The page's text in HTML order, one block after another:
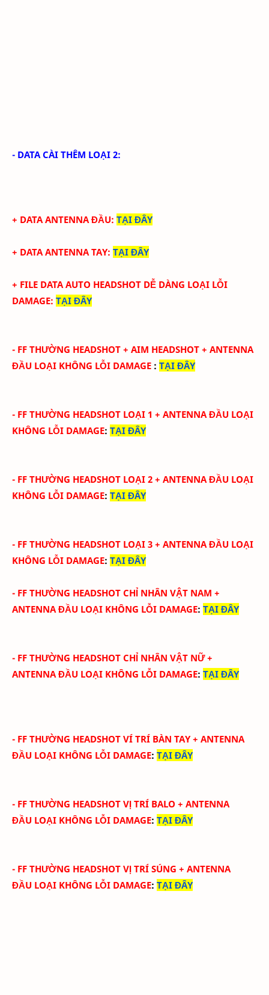
- DATA CÀI THÊM LOẠI 2:
+ DATA ANTENNA ĐẦU: TẠI ĐÂY
+ DATA ANTENNA TAY: TẠI ĐÂY
+ FILE DATA AUTO HEADSHOT DỄ DÀNG LOẠI LỖI
DAMAGE: TẠI ĐÂY
- FF THƯỜNG HEADSHOT + AIM HEADSHOT + ANTENNA
ĐẦU LOẠI KHÔNG LỖI DAMAGE : TẠI ĐÂY
- FF THƯỜNG HEADSHOT LOẠI 1 + ANTENNA ĐẦU LOẠI
KHÔNG LỖI DAMAGE: TẠI ĐÂY
- FF THƯỜNG HEADSHOT LOẠI 2 + ANTENNA ĐẦU LOẠI
KHÔNG LỖI DAMAGE: TẠI ĐÂY
- FF THƯỜNG HEADSHOT LOẠI 3 + ANTENNA ĐẦU LOẠI
KHÔNG LỖI DAMAGE: TẠI ĐÂY
- FF THƯỜNG HEADSHOT CHỈ NHÂN VẬT NAM +
ANTENNA ĐẦU LOẠI KHÔNG LỖI DAMAGE: TẠI ĐÂY
- FF THƯỜNG HEADSHOT CHỈ NHÂN VẬT NỮ+
ANTENNA ĐẦU LOẠI KHÔNG LỖI DAMAGE: TẠI ĐÂY
- FF THƯỜNG HEADSHOT VÍ TRÍ BÀN TAY+ ANTENNA
ĐẦU LOẠI KHÔNG LỖI DAMAGE: TẠI ĐÂY
- FF THƯỜNG HEADSHOT VỊ TRÍ BALO + ANTENNA
ĐẦU LOẠI KHÔNG LỖI DAMAGE: TẠI ĐÂY
- FF THƯỜNG HEADSHOT VỊ TRÍ SÚNG + ANTENNA
ĐẦU LOẠI KHÔNG LỖI DAMAGE: TẠI ĐÂY